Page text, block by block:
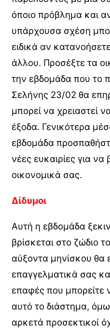
όποιο πρόβλημα και
υπάρχουσα σχέση
ειδικά αν
άλλου. Προσέξτε τα
την εβδομάδα που το
Σελήνης 23/02 θα
μπορεί να χρειαστεί
έξοδα. Γενικότερα
εβδομάδα
νέες ευκαιρίες για να
οικονομικά σας.
Δίδυμοι
Αυτή η εβδομάδα
βρίσκεται στο ζώδιο
αύξοντα μηνίσκου θα
επαγγελματικά σας
επαφές που μπορείτε
αυτό το διάστημα,
αρκετά προσεκτικοί